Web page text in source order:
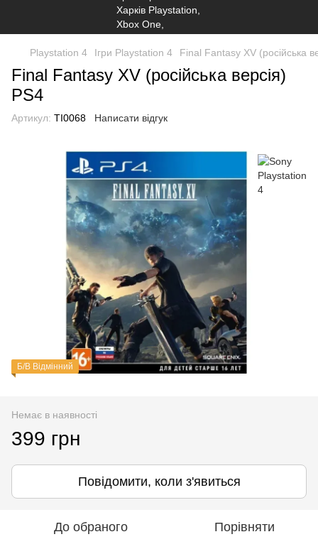
Playstation 4 Ігри Playstation 4 Final Fantasy XV (російська
Final Fantasy XV (російська версія)
PS4
Артикул: TI0068 Написати відгук
Б/В Відмінний
Немає в наявності
399 грн
Повідомити, коли з'явиться
До обраного Порівняти